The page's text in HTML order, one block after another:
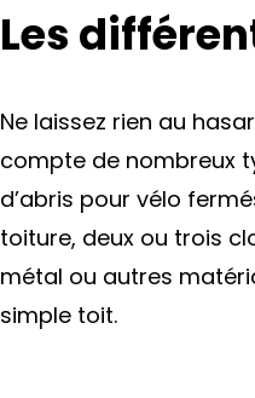
Les
Ne laissez rien au
compte de nombreux
d’abris pour vélo
toiture, deux ou trois
métal ou autres
simple toit.